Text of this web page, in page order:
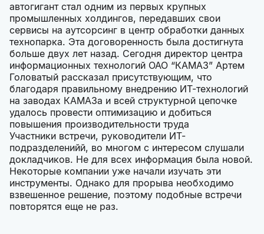
автогигант стал одним из первых крупных
промышленных холдингов, передавших свои
сервисы на аутсорсинг в центр обработки данных
технопарка. Эта договоренность была достигнута
больше двух лет назад. Сегодня директор центра
информационных технологий ОАО “КАМАЗ” Артем
Головатый рассказал присутствующим, что
благодаря правильному внедрению ИТ-технологий
на заводах КАМАЗа и всей структурной цепочке
удалось провести оптимизацию и добиться
повышения производительности труда
Участники встречи, руководители ИТ-
подразделенийй, во многом с интересом слушали
докладчиков. Не для всех информация была новой.
Некоторые компании уже начали изучать эти
инструменты. Однако для прорыва необходимо
взвешенное решение, поэтому подобные встречи
повторятся еще не раз.